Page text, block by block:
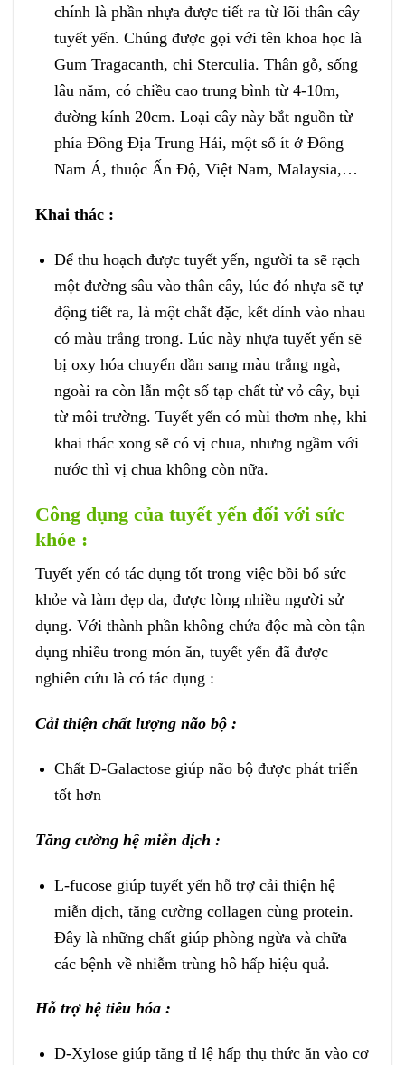
chính là phần nhựa được tiết ra từ lõi thân cây
tuyết yến. Chúng được gọi với tên khoa học là
Gum Tragacanth, chi Sterculia. Thân gỗ, sống
lâu năm, có chiều cao trung bình từ 4-10m,
đường kính 20cm. Loại cây này bắt nguồn từ
phía Đông Địa Trung Hải, một số ít ở Đông
Nam Á, thuộc Ấn Độ, Việt Nam, Malaysia,…
Khai thác :
Để thu hoạch được tuyết yến, người ta sẽ rạch
một đường sâu vào thân cây, lúc đó nhựa sẽ tự
động tiết ra, là một chất đặc, kết dính vào nhau
có màu trắng trong. Lúc này nhựa tuyết yến sẽ
bị oxy hóa chuyển dần sang màu trắng ngà,
ngoài ra còn lẫn một số tạp chất từ vỏ cây, bụi
từ môi trường. Tuyết yến có mùi thơm nhẹ, khi
khai thác xong sẽ có vị chua, nhưng ngầm với
nước thì vị chua không còn nữa.
Công dụng của tuyết yến đối với sức
khỏe :
Tuyết yến có tác dụng tốt trong việc bồi bổ sức
khỏe và làm đẹp da, được lòng nhiều người sử
dụng. Với thành phần không chứa độc mà còn tận
dụng nhiều trong món ăn, tuyết yến đã được
nghiên cứu là có tác dụng :
Cải thiện chất lượng não bộ :
Chất D-Galactose giúp não bộ được phát triển
tốt hơn
Tăng cường hệ miễn dịch :
L-fucose giúp tuyết yến hỗ trợ cải thiện hệ
miễn dịch, tăng cường collagen cùng protein.
Đây là những chất giúp phòng ngừa và chữa
các bệnh về nhiễm trùng hô hấp hiệu quả.
Hỗ trợ hệ tiêu hóa :
D-Xylose giúp tăng tỉ lệ hấp thụ thức ăn vào cơ